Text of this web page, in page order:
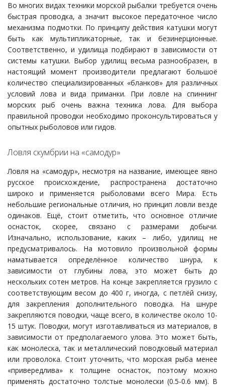
Во многих видах техники морской рыбалки требуется очень
быстрая проводка, а значит высокое передаточное число
механизма подмотки. По принципу действия катушки могут
быть как мультипликаторные, так и безинерционные.
Соответственно, и удилища подбирают в зависимости от
системы катушки. Выбор удилищ весьма разнообразен, в
настоящий момент производители предлагают большоё
количество специализированных «бланков» для различных
условий лова и вида приманки. При ловле на спиннинг
морских рыб очень важна техника лова. Для выбора
правильной проводки необходимо проконсультироваться у
опытных рыболовов или гидов.
Ловля скумбрии на «самодур»
Ловля на «самодур», несмотря на название, имеющее явно
русское происхождение, распространена достаточно
широко и применяется рыболовами всего Мира. Есть
небольшие региональные отличия, но принцип ловли везде
одинаков. Ещё, стоит отметить, что основное отличие
оснасток, скорее, связано с размерами добычи.
Изначально, использование, каких – либо, удилищ не
предусматривалось. На мотовило произвольной формы
наматывается определённое количество шнура, к
зависимости от глубины лова, это может быть до
нескольких сотен метров. На конце закрепляется грузило с
соответствующим весом до 400 г, иногда, с петлёй снизу,
для закрепления дополнительного поводка. На шнуре
закрепляются поводки, чаще всего, в количестве около 10-
15 штук. Поводки, могут изготавливаться из материалов, в
зависимости от предполагаемого улова. Это может быть,
как монолеска, так и металлический поводковый материал
или проволока. Стоит уточнить, что морская рыба менее
«привередлива» к толщине оснасток, поэтому можно
применять достаточно толстые монолески (0.5-0.6 мм). В